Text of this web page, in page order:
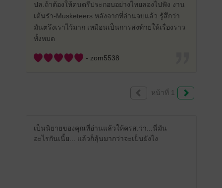
ปล.ถ้าต้องให้ดนตรีประกอบอย่างไทยลองไปฟัง งาน
เต้นรำ-Musketeers หลังจากที่อ่านจบแล้ว รู้สึกว่า
มันตรึงเราไว้มาก เหมือนเป็นการส่งท้ายให้เรื่องราว
ทั้งหมด
- zom5538
หน้าที่ 1
เป็นนิยายของคุณที่อ่านแล้วให้ครส.ว่า...นี่มัน
อะไรกันเนี้ย... แล้วก็ลุ้นมากว่าจะเป็นยังไง